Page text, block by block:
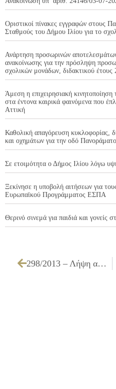
Οριστικοί πίνακες εγγραφών στους
Σταθμούς του Δήμου Ιλίου για το
Ανάρτηση προσωρινών
ανακοίνωσης για την πρόσληψη
σχολικών μονάδων, διδακτικού έτους
Άμεση η επιχειρησιακή
στα έντονα καιρικά φαινόμενα που
Αττική
Καθολική απαγόρευση κυκλοφορίας,
και οχημάτων για την οδό
Σε ετοιμότητα ο Δήμος Ιλίου λόγω
Ξεκίνησε η υποβολή αιτήσεων για
Ευρωπαϊκού Προγράμματος ΕΣΠΑ
Θερινό σινεμά για παιδιά και γονείς
298/2013 – Λήψη απόφασης για την έγκριση της υπ’ αριθμ. ΟΔΟ 05/2013 μελέτης και του τρόπου εκτέλεσης του έργου ΣΥΝΤΗΡΗΣΗ – ΑΝΑΚΑΤΑΣΚΕΥΗ ΠΕΖΟΔΡΟΜΙΩΝ ΓΙΑ ΤΗΝ ΚΑΛΥΤΕΡΗ ΠΡΟΣΒΑΣΙΜΟΤΗΤΑ ΤΟΥΣ ΕΡΓ. Α3/13